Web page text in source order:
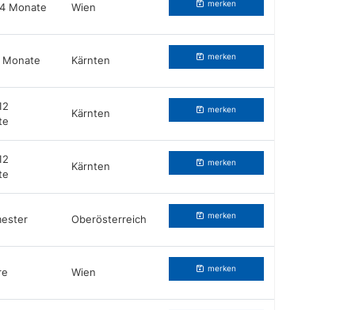
Monate Wien merken
Kärnten merken
Kärnten merken
Kärnten merken
Oberösterreich merken
Wien merken